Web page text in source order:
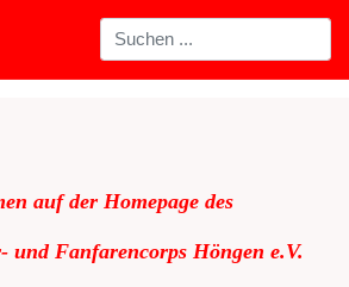
auf der Homepage des
und Fanfarencorps Höngen e.V.